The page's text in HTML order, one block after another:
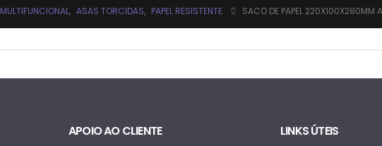
MULTIFUNCIONAL, ASAS TORCIDAS, PAPEL RESISTENTE SACO DE PAPEL 220X100X280MM
APOIO AO CLIENTE LINKS ÚTEIS